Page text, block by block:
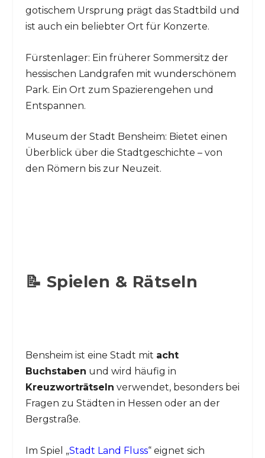
gotischem Ursprung prägt das Stadtbild und
ist auch ein beliebter Ort für Konzerte.
Fürstenlager: Ein früherer Sommersitz der
hessischen Landgrafen mit wunderschönem
Park. Ein Ort zum Spazierengehen und
Entspannen.
Museum der Stadt Bensheim: Bietet einen
Überblick über die Stadtgeschichte – von
den Römern bis zur Neuzeit.
📝 Spielen & Rätseln
Bensheim ist eine Stadt mit acht
Buchstaben und wird häufig in
Kreuzworträtseln verwendet, besonders bei
Fragen zu Städten in Hessen oder an der
Bergstraße.
Im Spiel „Stadt Land Fluss“ eignet sich